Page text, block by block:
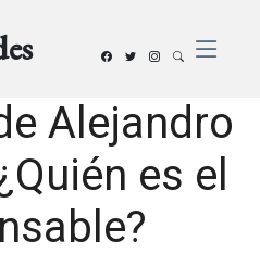
Alejandro
es el